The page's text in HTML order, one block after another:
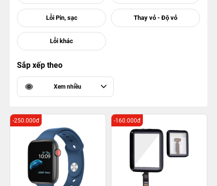
Sắp xếp theo
Xem nhiều
-250.000đ -160.000đ